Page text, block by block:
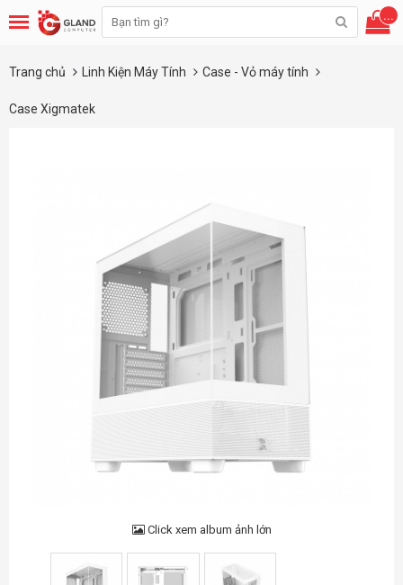
...
Trang chủ Linh Kiện Máy Tính Case - Vỏ máy tính
Case Xigmatek
Click xem album ảnh lớn